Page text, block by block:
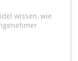
wissen, wie